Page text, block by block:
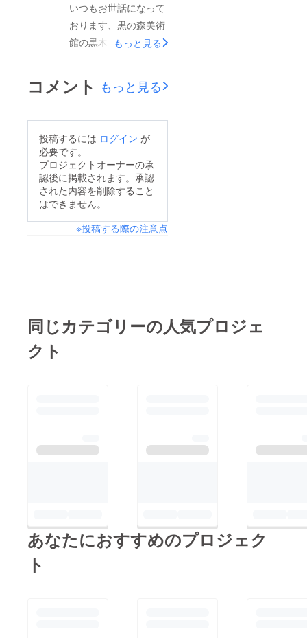
いつもお世話になって
おります、黒の森美術
館の黒木拓実です。こ
事目標達成することが
できました^ - ^ つき
と、今後の活動報告を
させて頂こうと思いま
す。4月からは地域か
らの支援のもとアトリ
室をすることとなりま
Instagramの方に掲載
していこうと思ってお
とうございます。精一
もっと見る
コメント もっと見る
投稿するには ログイン が
必要です。
プロジェクトオーナーの承
認後に掲載されます。承認
された内容を削除すること
はできません。
※投稿する際の注意点
同じカテゴリーの人気プロジェ
クト
あなたにおすすめのプロジェク
ト